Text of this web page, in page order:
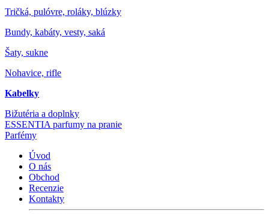
Tričká, pulóvre, roláky, blúzky
Bundy, kabáty, vesty, saká
Šaty, sukne
Nohavice, rifle
Kabelky
Bižutéria a doplnky
ESSENTIA parfumy na pranie
Parfémy
Úvod
O nás
Obchod
Recenzie
Kontakty